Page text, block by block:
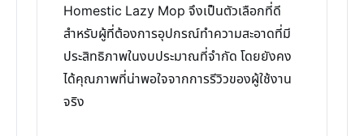
Homestic Lazy Mop จึงเป็นตัวเลือกที่ดี
สำหรับผู้ที่ต้องการอุปกรณ์ทำความสะอาดที่มี
ประสิทธิภาพในงบประมาณที่จำกัด โดยยังคง
ได้คุณภาพที่น่าพอใจจากการรีวิวของผู้ใช้งาน
จริง